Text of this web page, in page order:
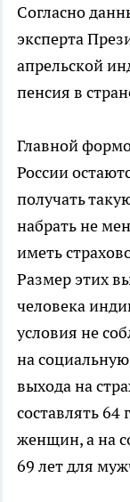
Согласно
эксперта
апрельской
пенсия в
Главной
России
получать
набрать не
иметь
Размер этих
человека
условия не
на
выхода на
составлять
женщин, а на
69 лет для